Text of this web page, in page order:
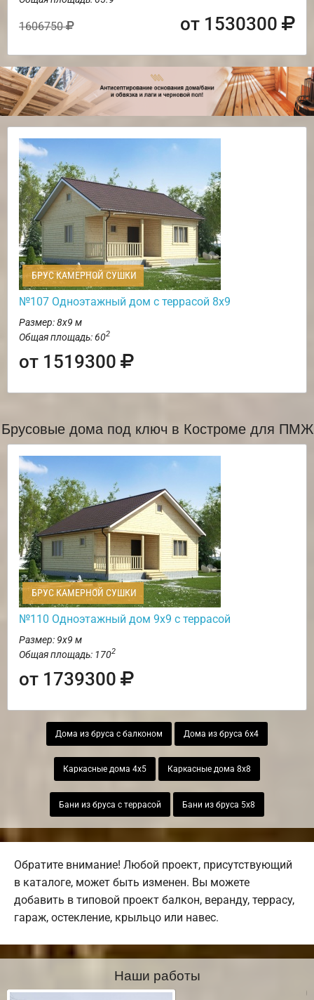
1606750 от 1530300
БРУС КАМЕРНОЙ СУШКИ
№107 Одноэтажный дом с террасой 8х9
Размер: 8х9 м
Общая площадь: 602
от 1519300
Брусовые дома под ключ в Костроме для ПМЖ
БРУС КАМЕРНОЙ СУШКИ
№110 Одноэтажный дом 9х9 с террасой
Размер: 9х9 м
Общая площадь: 1702
от 1739300
Дома из бруса с балконом Дома из бруса 6х4
Каркасные дома 4х5 Каркасные дома 8х8
Бани из бруса с террасой Бани из бруса 5х8
Обратите внимание! Любой проект, присутствующий
в каталоге, может быть изменен. Вы можете
добавить в типовой проект балкон, веранду, террасу,
гараж, остекление, крыльцо или навес.
Наши работы